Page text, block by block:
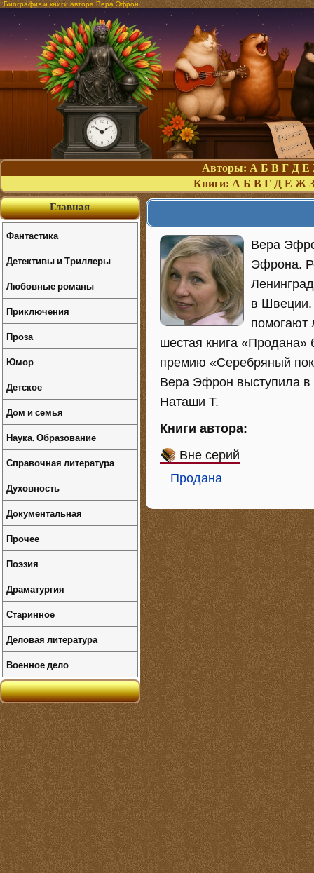
Биография и книги автора Вера Эфрон
Авторы: А Б В Г Д Е
Книги: А Б В Г Д Е Ж З
Вера
Эфрона.
в Швеции.
помогают
шестая книга «Продана»
премию «Серебряный
Вера Эфрон выступила в
Наташи Т.
Книги автора:
Вне серий
Продана
Главная
Фантастика
Детективы и Триллеры
Любовные романы
Приключения
Проза
Юмор
Детское
Дом и семья
Наука, Образование
Справочная литература
Духовность
Документальная
Прочее
Поэзия
Драматургия
Старинное
Деловая литература
Военное дело